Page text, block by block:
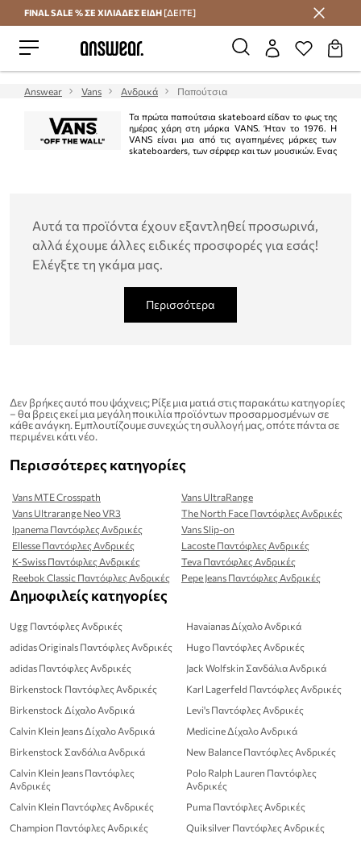
Εξοικονομήστε με το Answear Club
FINAL SALE % ΣΕ ΧΙΛΙΑΔΕΣ ΕΙΔΗ [ΔΕΙΤΕ]
Answear Vans Ανδρικά Παπούτσια
Τα πρώτα παπούτσια skateboard είδαν το φως της
ημέρας χάρη στη μάρκα VANS. Ήταν το 1976. Η
VANS είναι μια από τις αγαπημένες μάρκες των
skateboarders, των σέρφερ και των μουσικών. Ενας
Αυτά τα προϊόντα έχουν εξαντληθεί προσωρινά,
αλλά έχουμε άλλες ειδικές προσφορές για εσάς!
Ελέγξτε τη γκάμα μας.
Περισσότερα
Δεν βρήκες αυτό που ψάχνεις; Ρίξε μια ματιά στις παρακάτω κατηγορίες
– θα βρεις εκεί μια μεγάλη ποικιλία προϊόντων προσαρμοσμένων σε
κάθε ανάγκη. Εμπλουτίζουμε συνεχώς τη συλλογή μας, οπότε πάντα σε
περιμένει κάτι νέο.
Περισσότερες κατηγορίες
Vans MTE Crosspath
Vans UltraRange
Vans Ultrarange Neo VR3
The North Face Παντόφλες Ανδρικές
Ipanema Παντόφλες Ανδρικές
Vans Slip-on
Ellesse Παντόφλες Ανδρικές
Lacoste Παντόφλες Ανδρικές
K-Swiss Παντόφλες Ανδρικές
Teva Παντόφλες Ανδρικές
Reebok Classic Παντόφλες Ανδρικές
Pepe Jeans Παντόφλες Ανδρικές
Δημοφιλείς κατηγορίες
Ugg Παντόφλες Ανδρικές
adidas Originals Παντόφλες Ανδρικές
adidas Παντόφλες Ανδρικές
Birkenstock Παντόφλες Ανδρικές
Birkenstock Δίχαλο Ανδρικά
Calvin Klein Jeans Δίχαλο Ανδρικά
Birkenstock Σανδάλια Ανδρικά
Calvin Klein Jeans Παντόφλες
Ανδρικές
Calvin Klein Παντόφλες Ανδρικές
Champion Παντόφλες Ανδρικές
Havaianas Δίχαλο Ανδρικά
Hugo Παντόφλες Ανδρικές
Jack Wolfskin Σανδάλια Ανδρικά
Karl Lagerfeld Παντόφλες Ανδρικές
Levi's Παντόφλες Ανδρικές
Medicine Δίχαλο Ανδρικά
New Balance Παντόφλες Ανδρικές
Polo Ralph Lauren Παντόφλες
Ανδρικές
Puma Παντόφλες Ανδρικές
Quiksilver Παντόφλες Ανδρικές